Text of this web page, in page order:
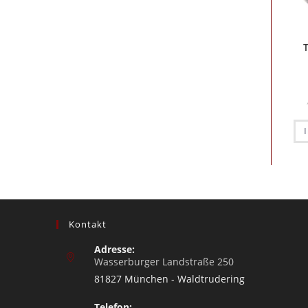
Kontakt
Adresse:
Wasserburger Landstraße 250
81827 München - Waldtrudering